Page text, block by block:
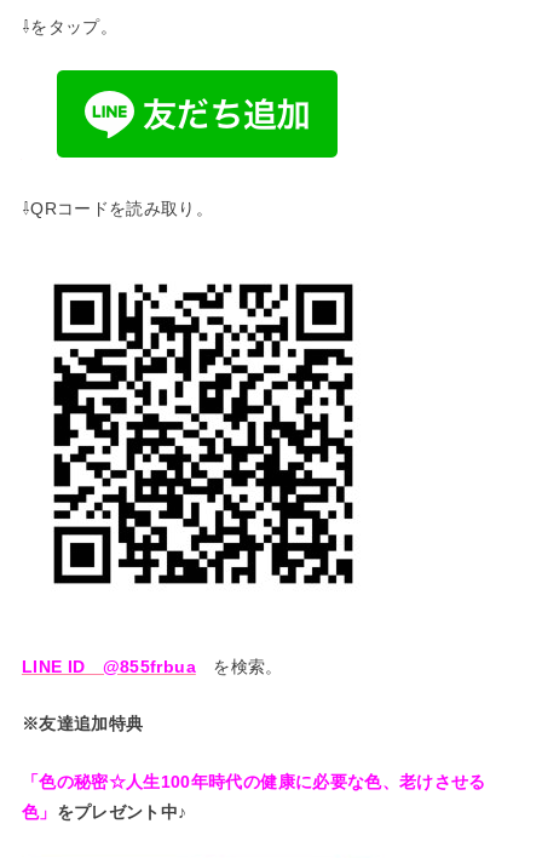
⇩をタップ。
⇩QRコードを読み取り。
LINE ID @855frbuaを検索。
※友達追加特典
「色の秘密☆人生100年時代の健康に必要な色、老けさせる
色」 をプレゼント中♪